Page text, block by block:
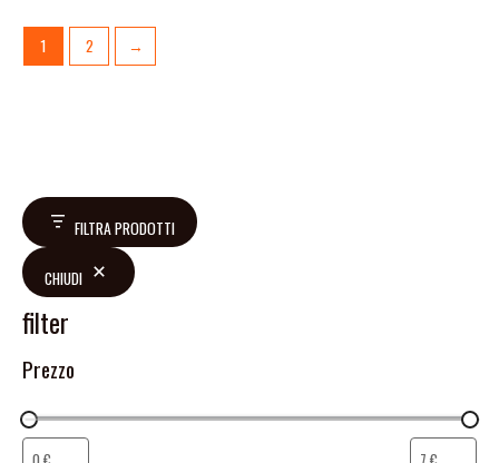
FILTRA PRODOTTI
CHIUDI
filter
Prezzo
1 2 →